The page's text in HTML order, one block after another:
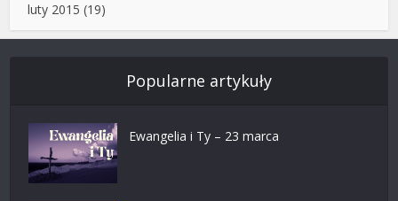
luty 2015 (19)
Popularne artykuły
Ewangelia i Ty – 23 marca